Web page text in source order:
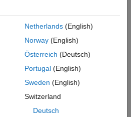
는 하나 이상의 이름-값 쌍의 인수를
을 설정합니다. 다른 모든 입력 인수
있습니다. 속성 목록은
Text 속성
은 부제목의 대상 객체를 지정합니다. 대상
Netherlands(English)
Norway(English)
Österreich (Deutsch)
Portugal(English)
Sweden (English)
Switzerland
Deutsch